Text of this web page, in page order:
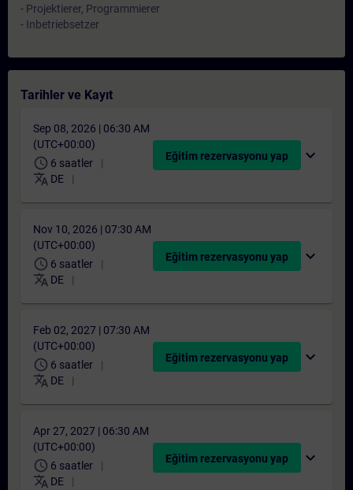
- Projektierer, Programmierer
- Inbetriebsetzer
Tarihler ve Kayıt
Sep 08, 2026 | 06:30 AM
(UTC+00:00)
schedule 6 saatler
translate DE
Eğitim rezervasyonu yap expand_more
Nov 10, 2026 | 07:30 AM
(UTC+00:00)
schedule 6 saatler
translate DE
Eğitim rezervasyonu yap expand_more
Feb 02, 2027 | 07:30 AM
(UTC+00:00)
schedule 6 saatler
translate DE
Eğitim rezervasyonu yap expand_more
Apr 27, 2027 | 06:30 AM
(UTC+00:00)
schedule 6 saatler
translate DE
Eğitim rezervasyonu yap expand_more